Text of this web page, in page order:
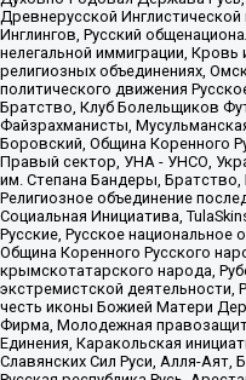
Древнерусской
Инглингов, Русский
нелегальной иммиграции,
религиозных объединениях,
политического движения
Братство, Клуб Болельщиков
Файзрахманисты,
Боровский, Община Коренного
Правый сектор, УНА - УНСО,
им. Степана Бандеры,
Религиозное объединение
Социальная Инициатива,
Русские, Русское
Община Коренного Русского
крымскотатарского народа,
экстремистской
честь иконы Божией Матери
Фирма, Молодежная
Единения, Каракольская
Славянских Сил Руси, Алля-Аят,